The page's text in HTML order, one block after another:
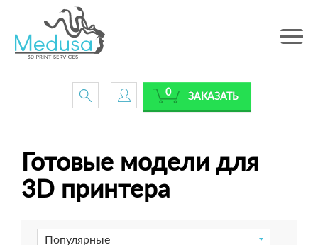
Toggle
ЗАКАЗАТЬ
0
Готовые модели для
3D принтера
Популярные